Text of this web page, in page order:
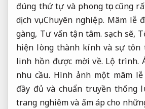
đúng thứ tự và phong tục cũng
dịch vụ. Chuyên nghiệp. Mâm lễ
gàng, Tư vấn tận tâm. sạch sẽ,
hiện lòng thành kính và sự tôn
linh hồn được mời về. Lộ trình.
nhu cầu. Hình ảnh một mâm
đầy đủ và chuẩn truyền thống
trang nghiêm và ấm áp cho